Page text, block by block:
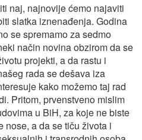
naj, najnovije ćemo najaviti
slatka iznenađenja. Godina
se spremamo za sedmo
način novina obzirom da se
projekti, a da rastu i
rada se dešava iza
kako možemo taj rad
Pritom, prvenstveno mislim
u BiH, za koje ne biste
nose, a da se tiču života i